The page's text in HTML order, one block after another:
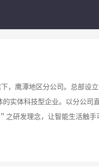
，鹰潭地区分公司。总部设
实体科技型企业。以分公司
研发理念，让智能生活触